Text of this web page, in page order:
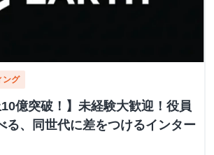
ング
10億突破！】未経験大歓迎！役員
る、同世代に差をつけるインター